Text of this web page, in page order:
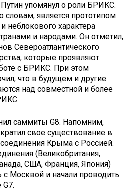
упомянул о роли БРИКС.
словам, является прототипом
неблокового характера
и народами. Он отметил,
Североатлантического
которые проявляют
с БРИКС. При этом
что в будущем и другие
над совместной и более
саммиты G8. Напомним,
свое существование в
Крыма с Россией.
(Великобритания,
США, Франция, Япония)
с Москвой и начали проводить